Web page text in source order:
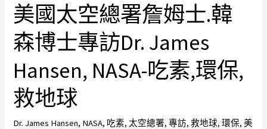
吃
素,
環
救
地
球
美國太空總署詹姆士.韓
森博士專訪Dr. James
Hansen, NASA-吃素,環保,
救地球
Dr. James Hansen, NASA, 吃素,太空總署,專訪,救地球,環保,美
美
國
太
總
署
詹
姆